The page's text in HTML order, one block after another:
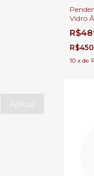
Vidro
de
10 x de